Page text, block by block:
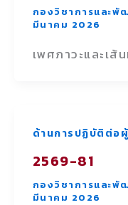
กองวิชาการและ
มีนาคม 2026
เพศภาวะและเส้
ด้านการปฏิบัติต่อ
2569-81
กองวิชาการและ
มีนาคม 2026